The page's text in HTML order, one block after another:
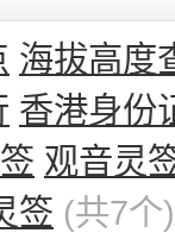
海拔高度
香港身份
观音灵
签 (共7个)